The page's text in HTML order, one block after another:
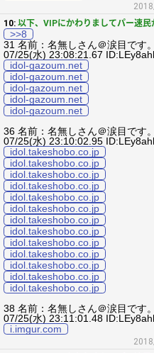
10: 以下、VIPにかわりましてパー速
>>8
31 名前：名無しさん＠涙目です
07/25(水) 23:08:21.67
idol-gazoum.net
idol-gazoum.net
idol-gazoum.net
idol-gazoum.net
idol-gazoum.net
36 名前：名無しさん＠涙目です
07/25(水) 23:10:02.95
idol.takeshobo.co.jp
idol.takeshobo.co.jp
idol.takeshobo.co.jp
idol.takeshobo.co.jp
idol.takeshobo.co.jp
idol.takeshobo.co.jp
idol.takeshobo.co.jp
idol.takeshobo.co.jp
idol.takeshobo.co.jp
idol.takeshobo.co.jp
idol.takeshobo.co.jp
idol.takeshobo.co.jp
idol.takeshobo.co.jp
38 名前：名無しさん＠涙目です
07/25(水) 23:11:01.48
i.imgur.com